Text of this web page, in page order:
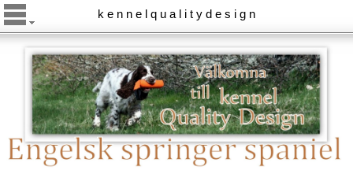
k e n n e l q u a l i t y d e s i g n